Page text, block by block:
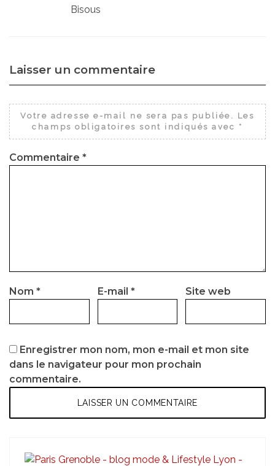
Bisous
Laisser un commentaire
Votre adresse e-mail ne sera pas publiée.
Les
champs obligatoires sont indiqués avec *
Commentaire *
Nom * E-mail * Site web
Enregistrer mon nom, mon e-mail et mon site
dans le navigateur pour mon prochain
commentaire.